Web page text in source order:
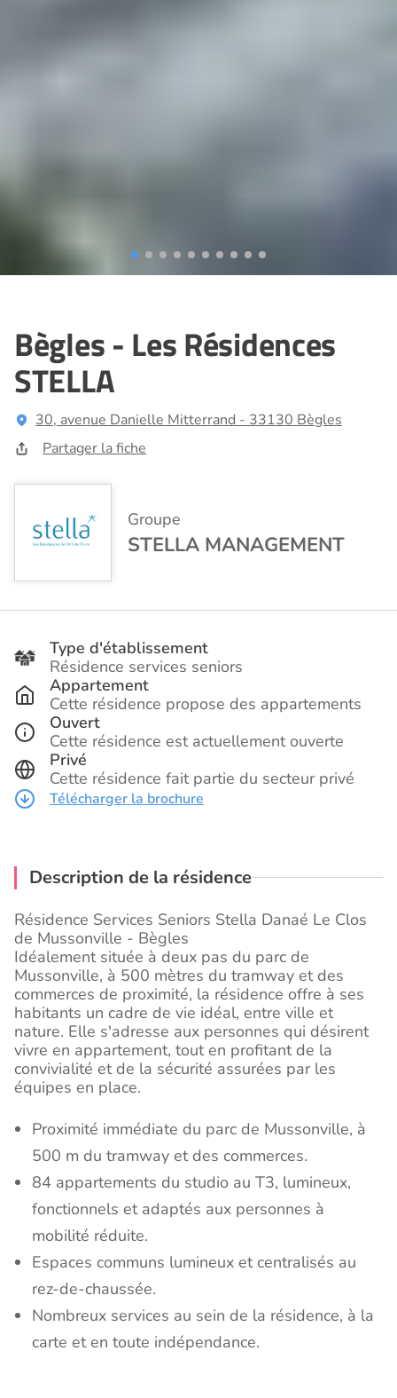
Bègles - Les Résidences
STELLA
30, avenue Danielle Mitterrand - 33130 Bègles
Partager la fiche
Groupe
STELLA MANAGEMENT
Type d'établissement
Résidence services seniors
Appartement
Cette résidence propose des appartements
Ouvert
Cette résidence est actuellement ouverte
Privé
Cette résidence fait partie du secteur privé
Télécharger la brochure
Description de la résidence
Résidence Services Seniors Stella Danaé Le Clos
de Mussonville - Bègles
Idéalement située à deux pas du parc de
Mussonville, à 500 mètres du tramway et des
commerces de proximité, la résidence offre à ses
habitants un cadre de vie idéal, entre ville et
nature. Elle s'adresse aux personnes qui désirent
vivre en appartement, tout en profitant de la
convivialité et de la sécurité assurées par les
équipes en place.
Proximité immédiate du parc de Mussonville, à
500 m du tramway et des commerces.
84 appartements du studio au T3, lumineux,
fonctionnels et adaptés aux personnes à
mobilité réduite.
Espaces communs lumineux et centralisés au
rez-de-chaussée.
Nombreux services au sein de la résidence, à la
carte et en toute indépendance.